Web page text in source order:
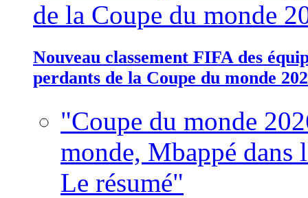
Nouveau classement FIFA des
perdants de la Coupe du monde
"Coupe du monde
monde, Mbappé dans
Le résumé"